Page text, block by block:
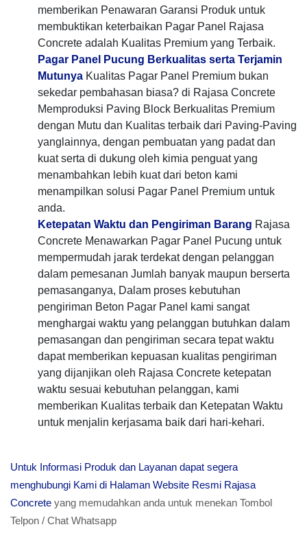
memberikan Penawaran Garansi Produk untuk
membuktikan keterbaikan Pagar Panel Rajasa
Concrete adalah Kualitas Premium yang Terbaik.
Pagar Panel Pucung Berkualitas serta Terjamin
Mutunya Kualitas Pagar Panel Premium bukan
sekedar pembahasan biasa? di Rajasa Concrete
Memproduksi Paving Block Berkualitas Premium
dengan Mutu dan Kualitas terbaik dari Paving-Paving
yanglainnya, dengan pembuatan yang padat dan
kuat serta di dukung oleh kimia penguat yang
menambahkan lebih kuat dari beton kami
menampilkan solusi Pagar Panel Premium untuk
anda.
Ketepatan Waktu dan Pengiriman Barang Rajasa
Concrete Menawarkan Pagar Panel Pucung untuk
mempermudah jarak terdekat dengan pelanggan
dalam pemesanan Jumlah banyak maupun berserta
pemasanganya, Dalam proses kebutuhan
pengiriman Beton Pagar Panel kami sangat
menghargai waktu yang pelanggan butuhkan dalam
pemasangan dan pengiriman secara tepat waktu
dapat memberikan kepuasan kualitas pengiriman
yang dijanjikan oleh Rajasa Concrete ketepatan
waktu sesuai kebutuhan pelanggan, kami
memberikan Kualitas terbaik dan Ketepatan Waktu
untuk menjalin kerjasama baik dari hari-kehari.
Untuk Informasi Produk dan Layanan dapat segera
menghubungi Kami di Halaman Website Resmi Rajasa
Concrete yang memudahkan anda untuk menekan Tombol
Telpon / Chat Whatsapp